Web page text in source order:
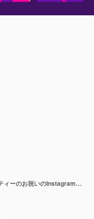
フラットなデザインの80年代のパーティーのお祝いのInstagramの物語